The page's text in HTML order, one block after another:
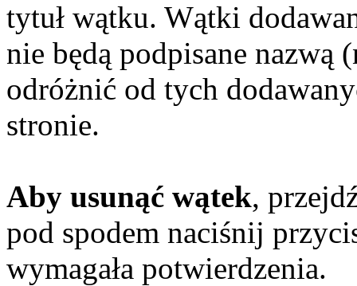
tytuł wątku. Wątki
nie będą podpisane nazwą
odróżnić od tych
stronie.
Aby usunąć wątek,
pod spodem naciśnij
wymagała potwierdzenia.